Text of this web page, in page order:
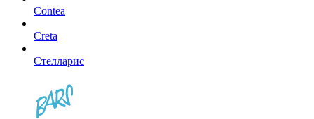
Contea
Creta
Стелларис